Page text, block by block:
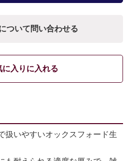
ついて問い合わせる
に入りに入れる
扱いやすいオックスフォード生